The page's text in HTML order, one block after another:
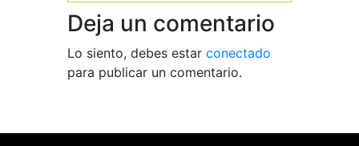
Deja un comentario
Lo siento, debes estar conectado
para publicar un comentario.